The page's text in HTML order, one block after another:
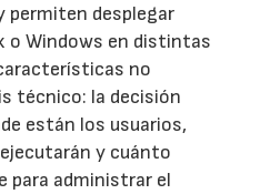
permiten desplegar
o Windows en distintas
no
técnico: la decisión
están los usuarios,
y cuánto
para administrar el